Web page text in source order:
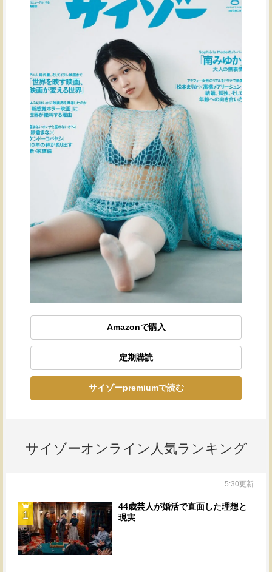
Amazonで購入
定期購読
サイゾーpremiumで読む
サイゾーオンライン人気ランキング
5:30更新
1
44歳芸人が婚活で直面した理想と
現実